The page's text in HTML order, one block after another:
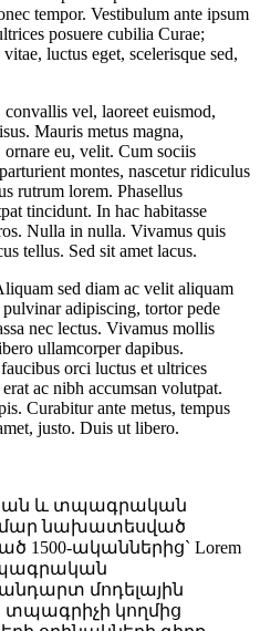
tempor. Vestibulum ante ipsum
posuere cubilia Curae;
luctus eget, scelerisque sed,
vel, laoreet euismod,
Mauris metus magna,
eu, velit. Cum sociis
montes, nascetur ridiculus
rutrum lorem. Phasellus
tincidunt. In hac habitasse
Nulla in nulla. Vivamus quis
tellus. Sed sit amet lacus.
sed diam ac velit aliquam
adipiscing, tortor pede
nec lectus. Vivamus mollis
ullamcorper dapibus.
orci luctus et ultrices
ac nibh accumsan volutpat.
Curabitur ante metus, tempus
justo. Duis ut libero.
և տպագրական
նախատեսված
1500-ականներից` Lorem
մոդելային
տպագրիչի կողմից